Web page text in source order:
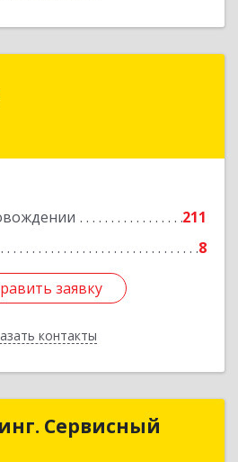
211
8
заявку
контакты
Автономный округ
Подробнее
заявку
Назад
Сервисный
Сервисный